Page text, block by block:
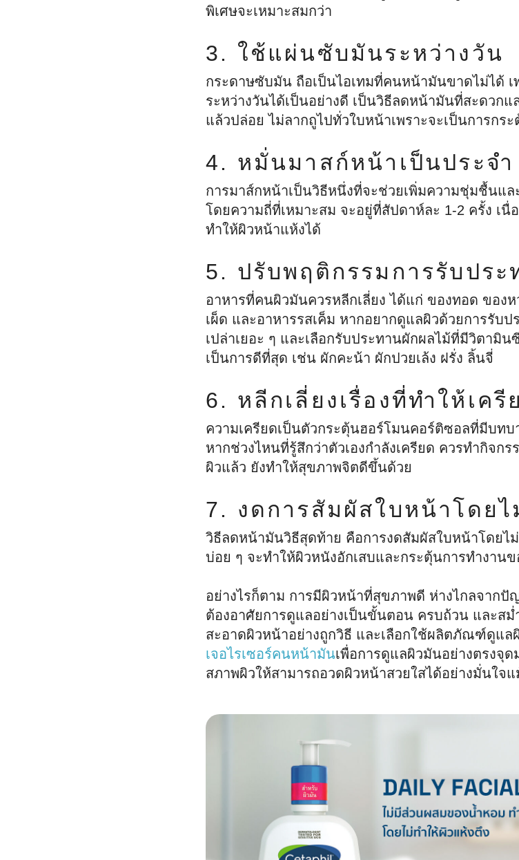
พิเศษจะเหมาะสมกว่า
3. ใช้แผ่นซับมันระหว่างวัน
กระดาษซับมัน ถือเป็นไอเทมที่คนหน้ามันขาดไม่ได้
ระหว่างวันได้เป็นอย่างดี เป็นวิธีลดหน้ามันที่สะดวก
แล้วปล่อย ไม่ลากถูไปทั่วใบหน้าเพราะจะเป็นการกระ
4. หมั่นมาสก์หน้าเป็นประจำ
การมาส์กหน้าเป็นวิธีหนึ่งที่จะช่วยเพิ่มความชุ่มชื้นแ
โดยความถี่ที่เหมาะสม จะอยู่ที่สัปดาห์ละ 1-2 ครั้ง เนื่
ทำให้ผิวหน้าแห้งได้
5. ปรับพฤติกรรมการรับประ
อาหารที่คนผิวมันควรหลีกเลี่ยง ได้แก่ ของทอด ขอ
เผ็ด และอาหารรสเค็ม หากอยากดูแลผิวด้วยการรับ
เปล่าเยอะ ๆ และเลือกรับประทานผักผลไม้ที่มีวิตามิ
เป็นการดีที่สุด เช่น ผักคะน้า ผักปวยเล้ง ฝรั่ง ลิ้นจี่
6. หลีกเลี่ยงเรื่องที่ทำให้เครี
ความเครียดเป็นตัวกระตุ้นฮอร์โมนคอร์ติซอลที่มีบท
หากช่วงไหนที่รู้สึกว่าตัวเองกำลังเครียด ควรทำกิจก
ผิวแล้ว ยังทำให้สุขภาพจิตดีขึ้นด้วย
7. งดการสัมผัสใบหน้าโดยไ
วิธีลดหน้ามันวิธีสุดท้าย คือการงดสัมผัสใบหน้าโดยไ
บ่อย ๆ จะทำให้ผิวหนังอักเสบและกระตุ้นการทำงา
อย่างไรก็ตาม การมีผิวหน้าที่สุขภาพดี ห่างไกลจาก
ต้องอาศัยการดูแลอย่างเป็นขั้นตอน ครบถ้วน และสม่
สะอาดผิวหน้าอย่างถูกวิธี และเลือกใช้ผลิตภัณฑ์ดูแล
เจอไรเซอร์คนหน้ามันเพื่อการดูแลผิวมันอย่างตรง
สภาพผิวให้สามารถอวดผิวหน้าสวยใสได้อย่างมั่นใจ